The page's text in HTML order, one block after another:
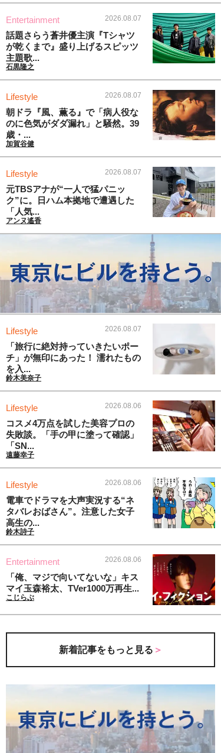
Entertainment 2026.08.07
話題さらう蒼井優主演『Tシャツ
が乾くまで』盛り上げるスピッツ
主題歌...
石黒隆之
Lifestyle 2026.08.07
朝ドラ『風、薫る』で「病人役な
のに色気がダダ漏れ」と騒然。39
歳・...
加賀谷健
Lifestyle 2026.08.07
元TBSアナが“一人で猛パニッ
ク”に。日ハム本拠地で遭遇した
「人気...
アンヌ遙香
Lifestyle 2026.08.07
「旅行に絶対持っていきたいポー
チ」が無印にあった！ 濡れたもの
を入...
鈴木美奈子
Lifestyle 2026.08.06
コスメ4万点を試した美容プロの
失敗談。「手の甲に塗って確認」
「SN...
遠藤幸子
Lifestyle 2026.08.06
電車でドラマを大声実況する“ネ
タバレおばさん”。注意した女子
高生の...
鈴木詩子
Entertainment 2026.08.06
「俺、マジで向いてないな」キス
マイ玉森裕太、TVer1000万再生...
こじらぶ
新着記事をもっと見る